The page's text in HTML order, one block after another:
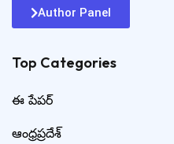
Author Panel
Top Categories​
ఈ పేపర్
ఆంధ్రప్రదేశ్